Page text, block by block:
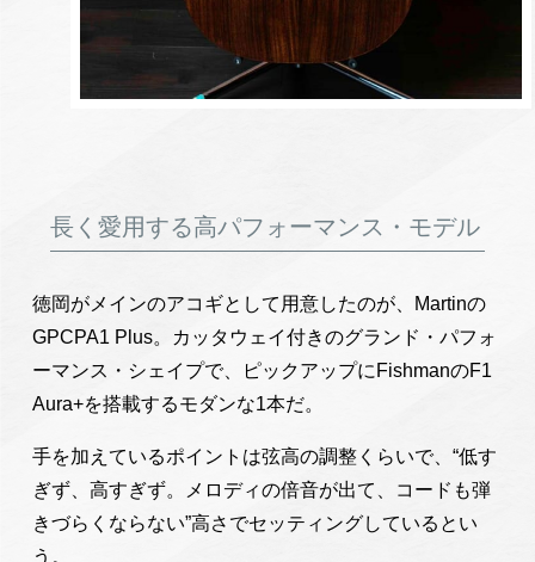
長く愛用する高パフォーマンス・モデル
徳岡がメインのアコギとして用意したのが、Martinの
GPCPA1 Plus。カッタウェイ付きのグランド・パフォ
ーマンス・シェイプで、ピックアップにFishmanのF1
Aura+を搭載するモダンな1本だ。
手を加えているポイントは弦高の調整くらいで、“低す
ぎず、高すぎず。メロディの倍音が出て、コードも弾
きづらくならない”高さでセッティングしているとい
う。